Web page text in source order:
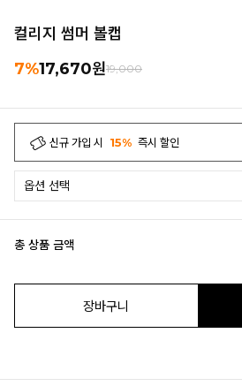
컬리지 썸머 볼캡
7%17,670원19,000
신규 가입 시 15% 즉시 할인
총 상품 금액
장바구니